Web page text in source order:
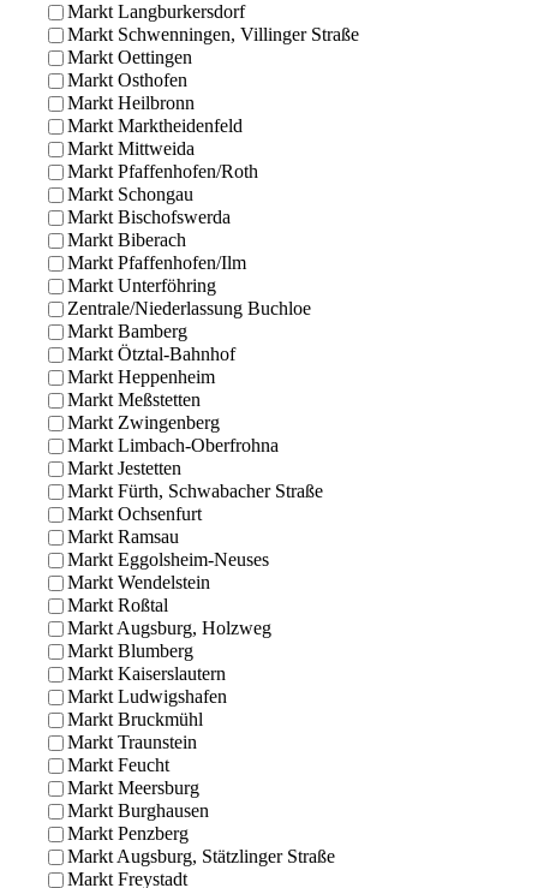
Markt Langburkersdorf
Markt Schwenningen, Villinger Straße
Markt Oettingen
Markt Osthofen
Markt Heilbronn
Markt Marktheidenfeld
Markt Mittweida
Markt Pfaffenhofen/Roth
Markt Schongau
Markt Bischofswerda
Markt Biberach
Markt Pfaffenhofen/Ilm
Markt Unterföhring
Zentrale/Niederlassung Buchloe
Markt Bamberg
Markt Ötztal-Bahnhof
Markt Heppenheim
Markt Meßstetten
Markt Zwingenberg
Markt Limbach-Oberfrohna
Markt Jestetten
Markt Fürth, Schwabacher Straße
Markt Ochsenfurt
Markt Ramsau
Markt Eggolsheim-Neuses
Markt Wendelstein
Markt Roßtal
Markt Augsburg, Holzweg
Markt Blumberg
Markt Kaiserslautern
Markt Ludwigshafen
Markt Bruckmühl
Markt Traunstein
Markt Feucht
Markt Meersburg
Markt Burghausen
Markt Penzberg
Markt Augsburg, Stätzlinger Straße
Markt Freystadt